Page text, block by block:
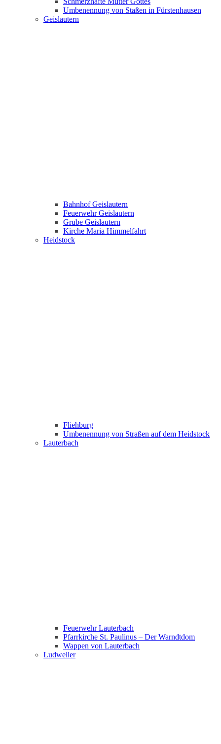
Umbenennung von Staßen in Fürstenhausen
Geislautern
Bahnhof Geislautern
Feuerwehr Geislautern
Grube Geislautern
Kirche Maria Himmelfahrt
Heidstock
Fliehburg
Umbenennung von Straßen auf dem Heidstock
Lauterbach
Feuerwehr Lauterbach
Pfarrkirche St. Paulinus – Der Warndtdom
Wappen von Lauterbach
Ludweiler